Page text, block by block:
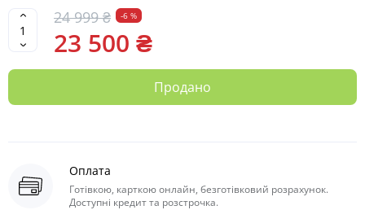
24 999 ₴ -6 %
23 500 ₴
Продано
Оплата
Готівкою, карткою онлайн, безготівковий розрахунок.
Доступні кредит та розстрочка.